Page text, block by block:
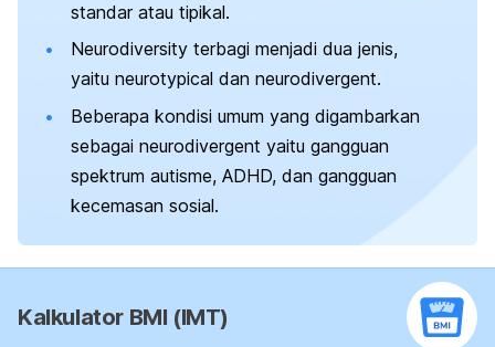
standar atau tipikal.
Neurodiversity terbagi menjadi dua jenis,
yaitu neurotypical dan neurodivergent.
Beberapa kondisi umum yang digambarkan
sebagai neurodivergent yaitu gangguan
spektrum autisme, ADHD, dan gangguan
kecemasan sosial.
Kalkulator BMI (IMT)